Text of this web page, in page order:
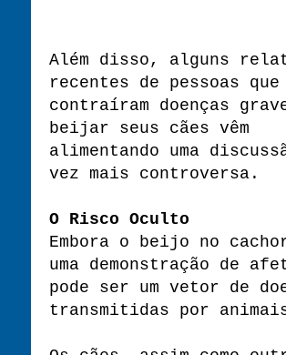
Além disso, alguns
recentes de pessoas que
contraíram doenças
beijar seus cães vêm
alimentando uma
vez mais controversa.
O Risco Oculto
Embora o beijo no
uma demonstração de
pode ser um vetor de
transmitidas por